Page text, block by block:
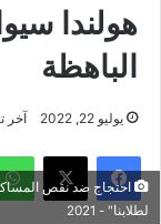
هولندا
الباهظة
يوليو 22, 2022 آخر
فيسبوك ‫X
احتجاج ضد نقص
لطلابنا" - 2021